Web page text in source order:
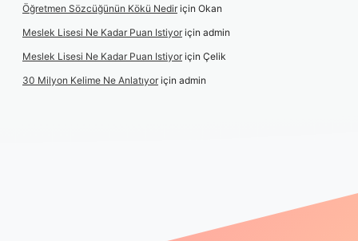
Öğretmen Sözcüğünün Kökü Nediriçin Okan
Meslek Lisesi Ne Kadar Puan Istiyoriçin admin
Meslek Lisesi Ne Kadar Puan Istiyoriçin Çelik
30 Milyon Kelime Ne Anlatıyoriçin admin